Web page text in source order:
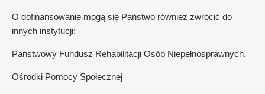
O dofinansowanie mogą się Państwo również zwrócić do
innych instytucji:
Państwowy Fundusz Rehabilitacji Osób Niepełnosprawnych.
Ośrodki Pomocy Społecznej